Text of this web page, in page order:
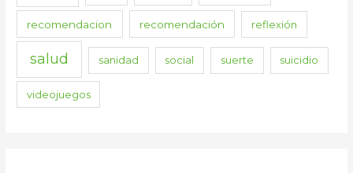
recomendacion recomendación reflexión
salud sanidad social suerte suicidio
videojuegos